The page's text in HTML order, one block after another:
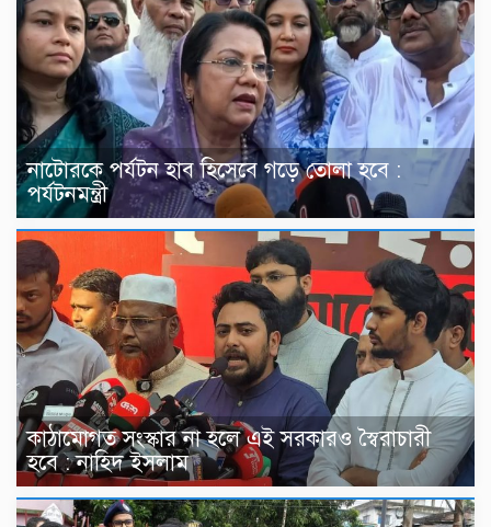
নাটোরকে পর্যটন হাব হিসেবে গড়ে তোলা হবে :
পর্যটনমন্ত্রী
কাঠামোগত সংস্কার না হলে এই সরকারও স্বৈরাচারী
হবে : নাহিদ ইসলাম